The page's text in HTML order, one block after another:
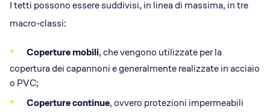
I tetti possono essere suddivisi, in linea di massima, in tre
macro-classi:
Coperture mobili, che vengono utilizzate per la
copertura dei capannoni e generalmente realizzate in acciaio
o PVC;
Coperture continue, ovvero protezioni impermeabili